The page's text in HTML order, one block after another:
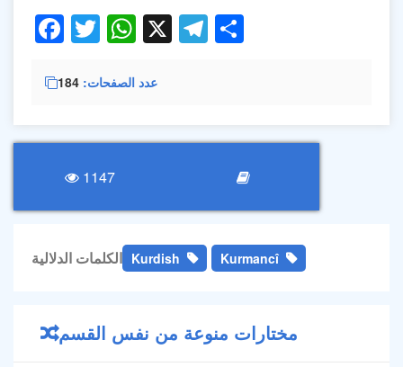
Facebook
Twitter
WhatsApp
X Telegram
عدد الصفحات 184
1147
الكلمات الدلالية Kurdish Kurmancî
مختارات منوعة من نفس القسم